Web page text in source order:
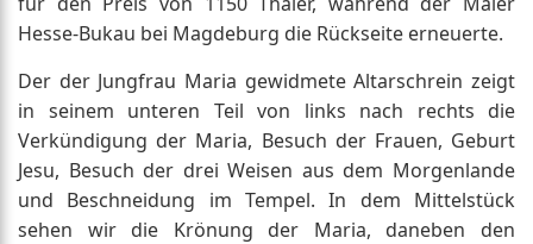
Hesse-Bukau bei Magdeburg die Rückseite erneuerte.
Der der Jungfrau Maria gewidmete Altarschrein zeigt
in seinem unteren Teil von links nach rechts die
Verkündigung der Maria, Besuch der Frauen, Geburt
Jesu, Besuch der drei Weisen aus dem Morgenlande
und Beschneidung im Tempel. In dem Mittelstück
sehen wir die Krönung der Maria, daneben den